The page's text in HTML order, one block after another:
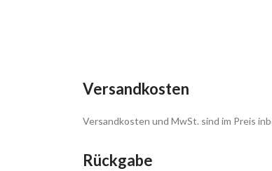
Versandkosten
Versandkosten und MwSt. sind im Preis
Rückgabe